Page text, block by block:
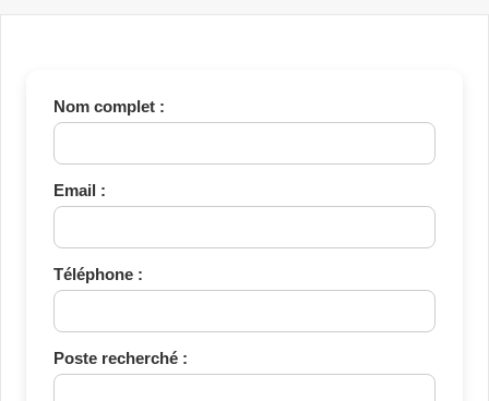
Nom complet :
Email :
Téléphone :
Poste recherché :